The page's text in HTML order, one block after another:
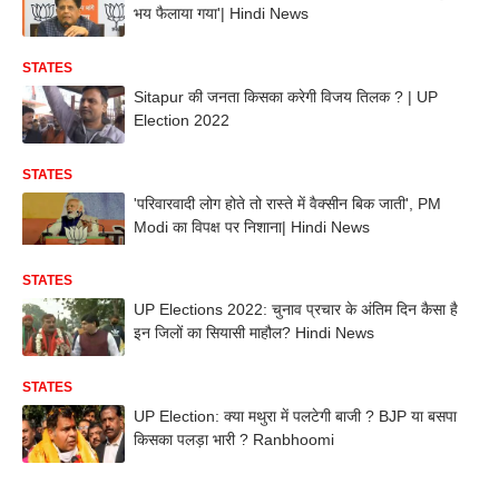
भय फैलाया गया'| Hindi News
STATES
Sitapur की जनता किसका करेगी विजय तिलक ? | UP
Election 2022
STATES
'परिवारवादी लोग होते तो रास्ते में वैक्सीन बिक जाती', PM
Modi का विपक्ष पर निशाना| Hindi News
STATES
UP Elections 2022: चुनाव प्रचार के अंतिम दिन कैसा है
इन जिलों का सियासी माहौल? Hindi News
STATES
UP Election: क्या मथुरा में पलटेगी बाजी ? BJP या बसपा
किसका पलड़ा भारी ? Ranbhoomi